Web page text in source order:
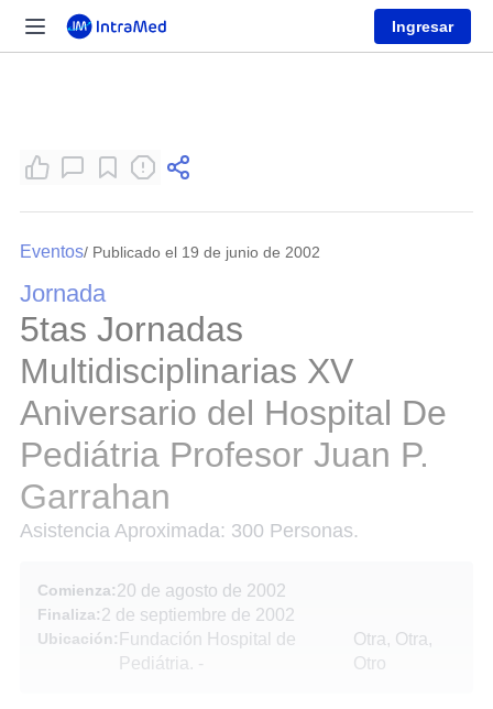
Ingresar
Eventos/ Publicado el 19 de junio de 2002
Jornada
5tas Jornadas
Multidisciplinarias XV
Aniversario del Hospital De
Pediátria Profesor Juan P.
Garrahan
Asistencia Aproximada: 300 Personas.
Comienza:20 de agosto de 2002
Finaliza:2 de septiembre de 2002
Ubicación: Fundación Hospital de
Pediátria. -
Otra, Otra,
Otro